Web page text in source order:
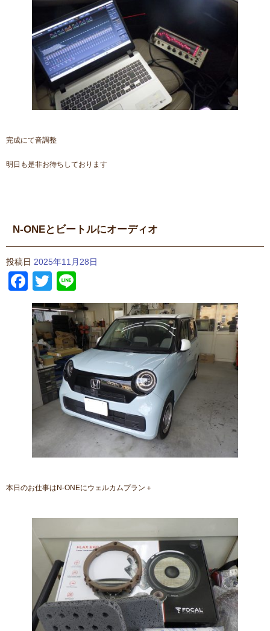
完成にて音調整
明日も是非お待ちしております
N-ONEとビートルにオーディオ
投稿日 2025年11月28日
Facebook
Twitter
本日のお仕事はN-ONEにウェルカムプラン＋